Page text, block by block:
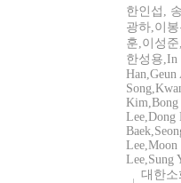
한인섭,
광하,이
훈,이성
한성용,In
Han,Geun
Kim,Bong
Lee,Dong
Lee,Moon
Lee,Sung
대한